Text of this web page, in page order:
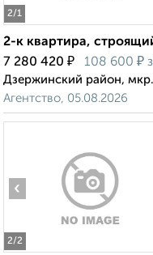
2/1
2-к квартира,
7 280 420 ₽ 108 600 ₽
Дзержинский район,
Агентство, 05.08.2026
2/2
‹